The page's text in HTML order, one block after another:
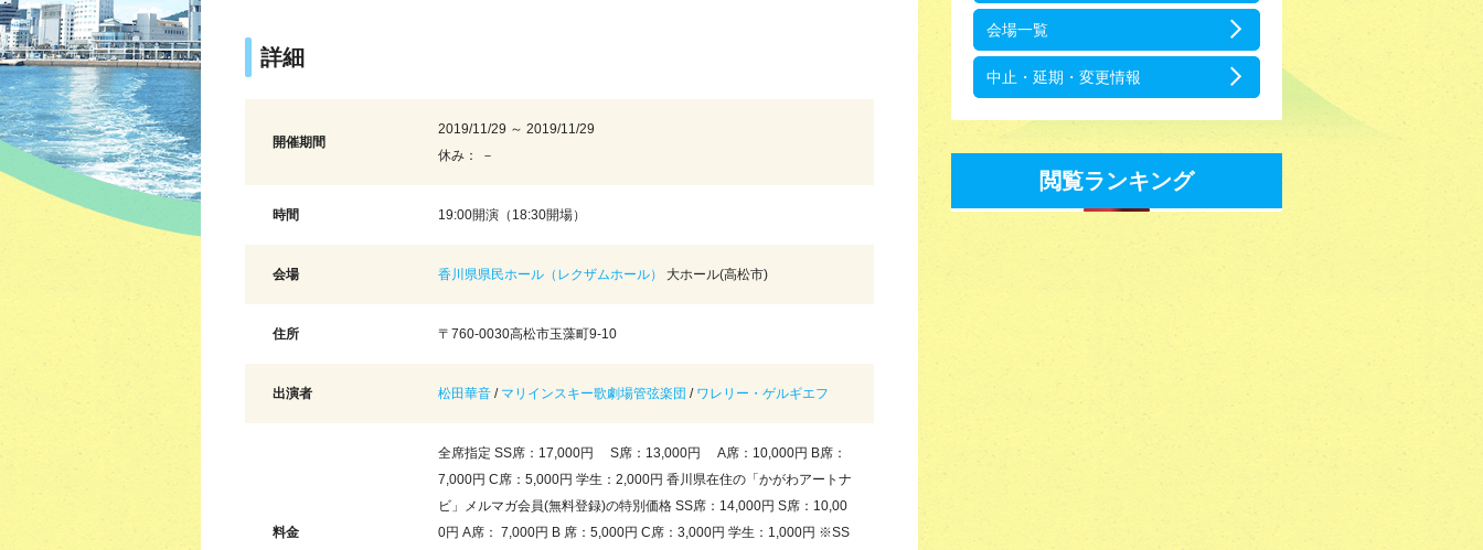
詳細
開催期間
2019/11/29 ～ 2019/11/29
休み： －
時間 19:00開演（18:30開場）
会場 香川県県民ホール（レクザムホール） 大ホール(高松市)
住所 〒760-0030高松市玉藻町9-10
出演者 松田華音 / マリインスキー歌劇場管弦楽団 / ワレリー・ゲルギエフ
料金
全席指定 SS席：17,000円 S席：13,000円 A席：10,000円 B席：
7,000円 C席：5,000円 学生：2,000円 香川県在住の「かがわアートナ
ビ」メルマガ会員(無料登録)の特別価格 SS席：14,000円 S席：10,00
0円 A席： 7,000円 B 席：5,000円 C席：3,000円 学生：1,000円 ※SS
会場一覧
中止・延期・変更情報
閲覧ランキング